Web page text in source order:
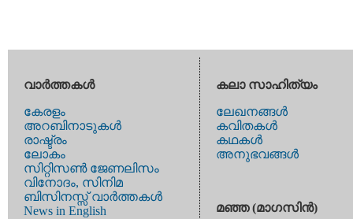
വാര്‍ത്തകള്‍
കേരളം
അറബിനാടുകള്‍
രാഷ്ട്രം
ലോകം
സിറ്റിസണ്‍ ജേണലിസം
വിനോദം, സിനിമ
ബിസിനസ്സ് വാര്‍ത്തകള്‍
News in English
കലാ സാഹിത്യം
ലേഖനങ്ങള്‍
കവിതകള്‍
കഥകള്‍
അനുഭവങ്ങള്‍
മഞ്ഞ (മാഗസിന്‍)